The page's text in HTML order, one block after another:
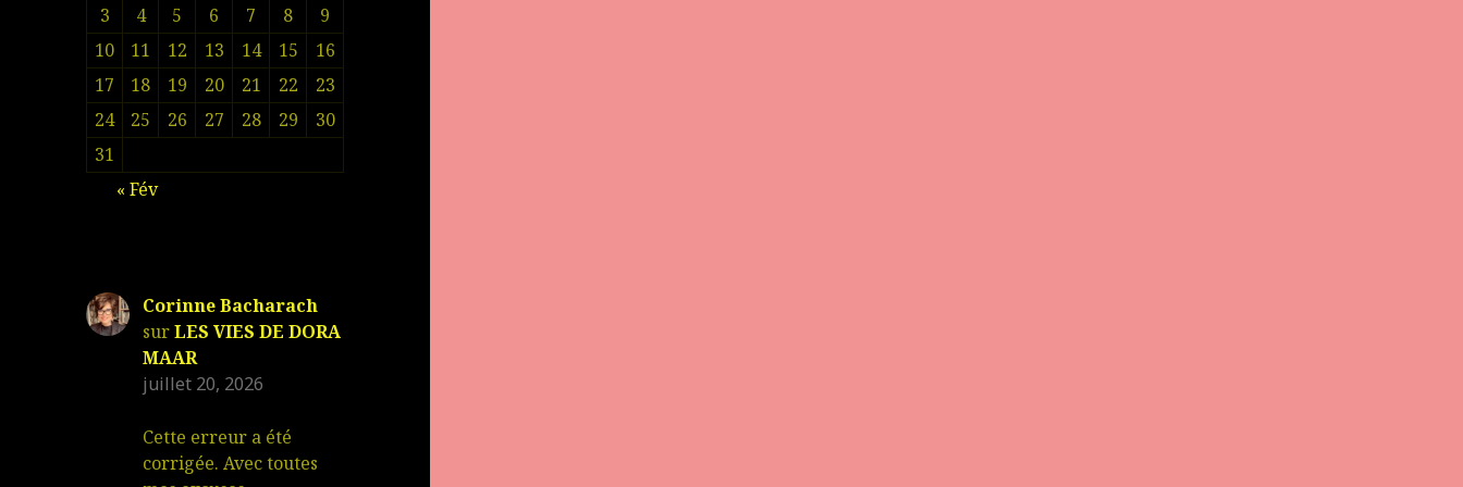
3
4 5 6 7 8
9
10
11 12 13 14 15
16
17
18 19 20 21 22
23
24
25 26 27 28 29
30
31
« Fév
Corinne Bacharach
surLES VIES DE DORA
MAAR
juillet 20, 2026
Cette erreur a été
corrigée. Avec toutes